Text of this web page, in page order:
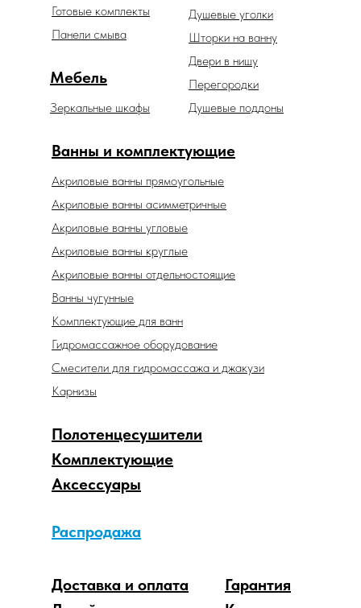
Ванны и комплектующие
Акриловые ванны прямоугольные
Зеркальные шкафы
Мебель
Душевые уголки
Шторки на ванну
Двери в нишу
Перегородки
Аксессуары
Распродажа
Комплектующие
Доставка и оплата
Гарантия
Душевые поддоны
Акриловые ванны отдельностоящие
Акриловые ванны асимметричные
Акриловые ванны угловые
Акриловые ванны круглые
Ванны чугунные
Комплектующие для ванн
Гидромассажное оборудование
Смесители для гидромассажа и джакузи
Карнизы
Полотенцесушители
Готовые комплекты
Панели смыва